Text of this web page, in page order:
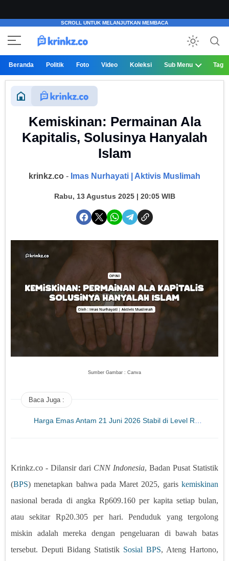
Beranda Politik Foto Video Koleksi Sub Menu Tag
Kemiskinan: Permainan Ala
Kapitalis, Solusinya Hanyalah
Islam
krinkz.co - Imas Nurhayati | Aktivis Muslimah
Rabu, 13 Agustus 2025 | 20:05 WIB
Sumber Gambar : Canva
Baca Juga :
Harga Emas Antam 21 Juni 2026 Stabil di Level Rp 2,668 Juta per Gram
Krinkz.co - Dilansir dari CNN Indonesia, Badan Pusat Statistik
(BPS) menetapkan bahwa pada Maret 2025, garis kemiskinan
nasional berada di angka Rp609.160 per kapita setiap bulan,
atau sekitar Rp20.305 per hari. Penduduk yang tergolong
miskin adalah mereka dengan pengeluaran di bawah batas
tersebut. Deputi Bidang Statistik Sosial BPS, Ateng Hartono,